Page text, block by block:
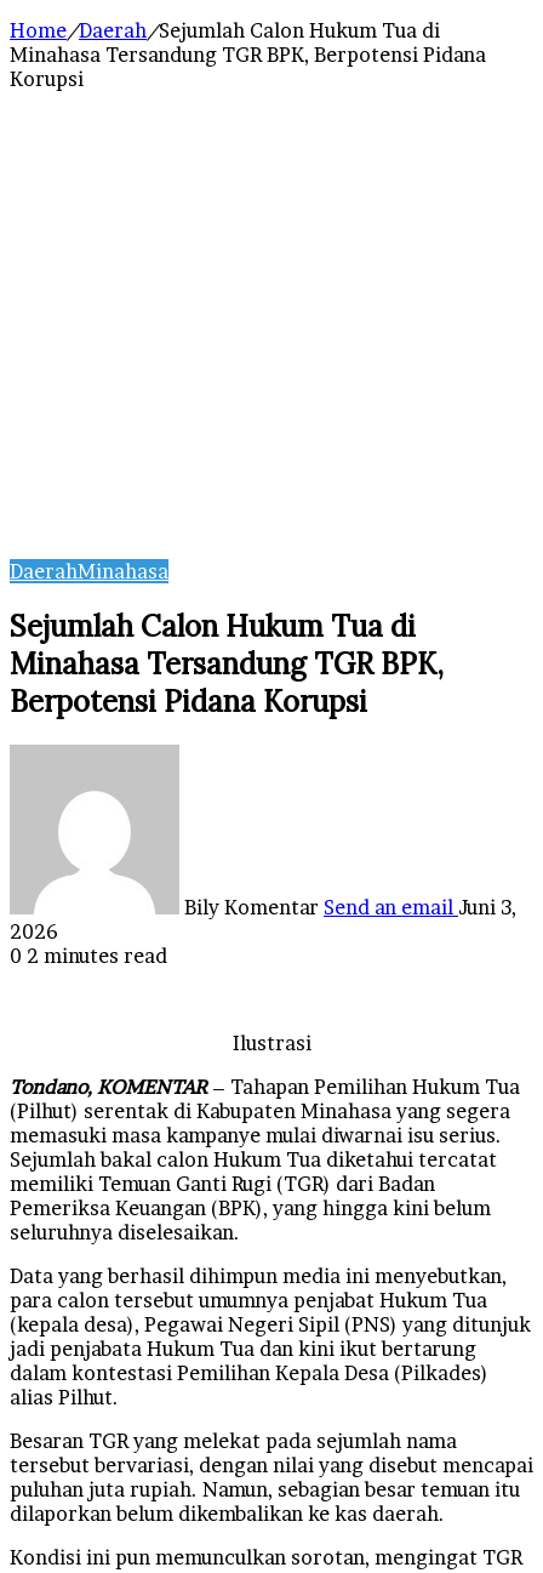
Home/Daerah/Sejumlah Calon Hukum Tua di
Minahasa Tersandung TGR BPK, Berpotensi Pidana
Korupsi
DaerahMinahasa
Sejumlah Calon Hukum Tua di
Minahasa Tersandung TGR BPK,
Berpotensi Pidana Korupsi
Bily Komentar Send an email Juni 3,
2026
0 2 minutes read
Ilustrasi
Tondano, KOMENTAR– Tahapan Pemilihan Hukum Tua
(Pilhut) serentak di Kabupaten Minahasa yang segera
memasuki masa kampanye mulai diwarnai isu serius.
Sejumlah bakal calon Hukum Tua diketahui tercatat
memiliki Temuan Ganti Rugi (TGR) dari Badan
Pemeriksa Keuangan (BPK), yang hingga kini belum
seluruhnya diselesaikan.
Data yang berhasil dihimpun media ini menyebutkan,
para calon tersebut umumnya penjabat Hukum Tua
(kepala desa), Pegawai Negeri Sipil (PNS) yang ditunjuk
jadi penjabata Hukum Tua dan kini ikut bertarung
dalam kontestasi Pemilihan Kepala Desa (Pilkades)
alias Pilhut.
Besaran TGR yang melekat pada sejumlah nama
tersebut bervariasi, dengan nilai yang disebut mencapai
puluhan juta rupiah. Namun, sebagian besar temuan itu
dilaporkan belum dikembalikan ke kas daerah.
Kondisi ini pun memunculkan sorotan, mengingat TGR